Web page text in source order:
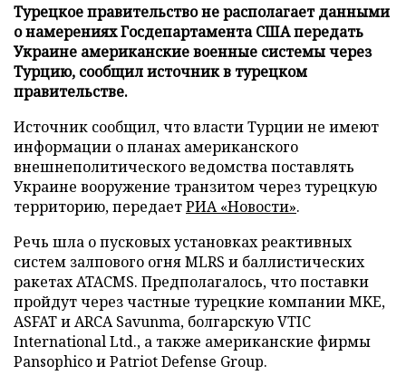
Турецкое правительство не располагает данными
о намерениях Госдепартамента США передать
Украине американские военные системы через
Турцию, сообщил источник в турецком
правительстве.
Источник сообщил, что власти Турции не имеют
информации о планах американского
внешнеполитического ведомства поставлять
Украине вооружение транзитом через турецкую
территорию, передаетРИА «Новости».
Речь шла о пусковых установках реактивных
систем залпового огня MLRS и баллистических
ракетах ATACMS. Предполагалось, что поставки
пройдут через частные турецкие компании MKE,
ASFAT и ARCA Savunma, болгарскую VTIC
International Ltd., а также американские фирмы
Pansophico и Patriot Defense Group.